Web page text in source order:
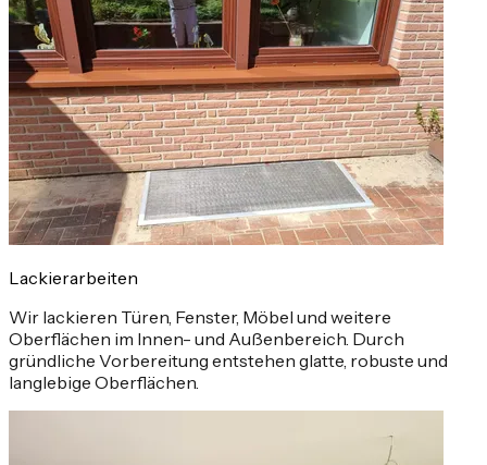
Lackierarbeiten
Wir lackieren Türen, Fenster, Möbel und weitere
Oberflächen im Innen- und Außenbereich. Durch
gründliche Vorbereitung entstehen glatte, robuste und
langlebige Oberflächen.